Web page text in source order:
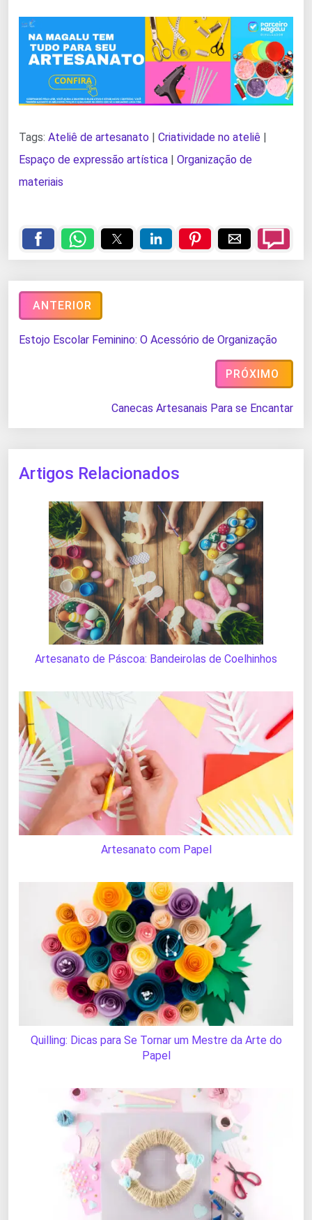
Tags: Ateliê de artesanato | Criatividade no ateliê |
Espaço de expressão artística | Organização de
materiais
ANTERIOR
Estojo Escolar Feminino: O Acessório de Organização
PRÓXIMO
Canecas Artesanais Para se Encantar
Artigos Relacionados
Artesanato de Páscoa: Bandeirolas de Coelhinhos
Artesanato com Papel
Quilling: Dicas para Se Tornar um Mestre da Arte do
Papel